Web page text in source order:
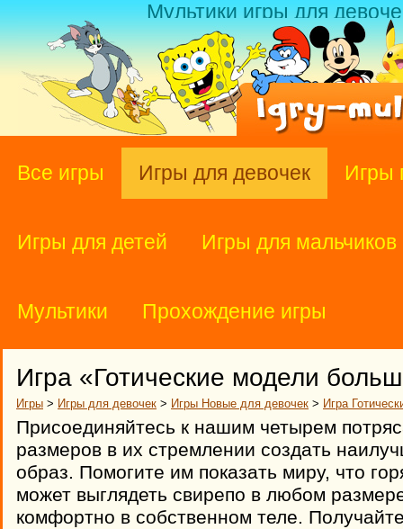
Мультики игры для
Все игры Игры для девочек Игры
Игры для детей Игры для мальчиков
Мультики Прохождение игры
Игра «Готические модели
Игры > Игры для девочек > Игры Новые для девочек > Игра
Присоединяйтесь к нашим четырем
размеров в их стремлении создать
образ. Помогите им показать миру, что
может выглядеть свирепо в любом
комфортно в собственном теле.